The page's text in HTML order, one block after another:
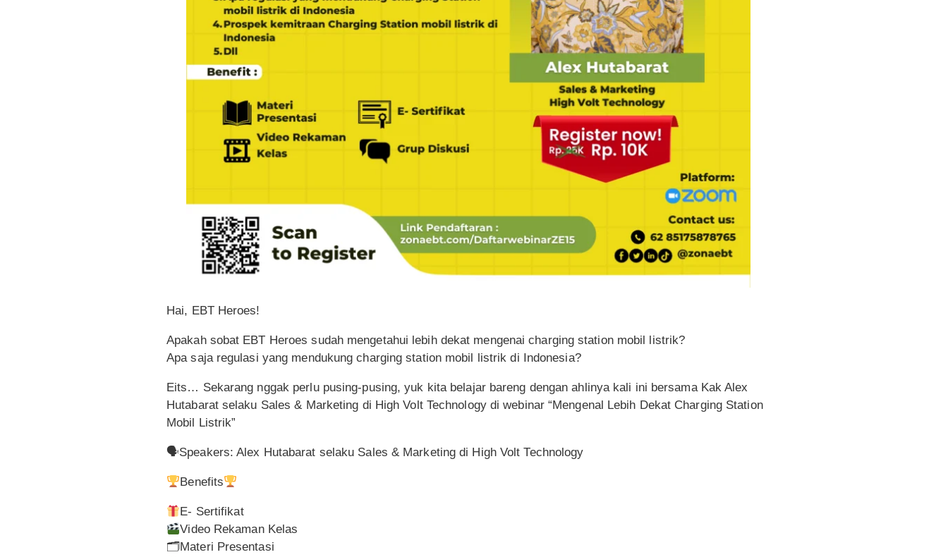
Hai, EBT Heroes!
Apakah sobat EBT Heroes sudah mengetahui lebih dekat mengenai charging station mobil listrik?
Apa saja regulasi yang mendukung charging station mobil listrik di Indonesia?
Eits… Sekarang nggak perlu pusing-pusing, yuk kita belajar bareng dengan ahlinya kali ini bersama Kak Alex
Hutabarat selaku Sales & Marketing di High Volt Technology di webinar “Mengenal Lebih Dekat Charging Station
Mobil Listrik”
🗣Speakers: Alex Hutabarat selaku Sales & Marketing di High Volt Technology
Benefits
E- Sertifikat
Video Rekaman Kelas
🗂Materi Presentasi